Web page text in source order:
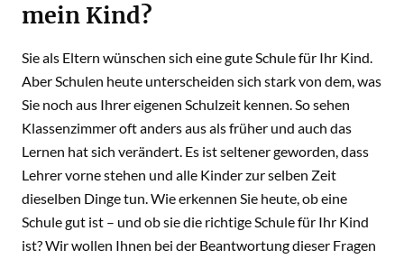
mein Kind?
Sie als Eltern wünschen sich eine gute Schule für Ihr Kind.
Aber Schulen heute unterscheiden sich stark von dem, was
Sie noch aus Ihrer eigenen Schulzeit kennen. So sehen
Klassenzimmer oft anders aus als früher und auch das
Lernen hat sich verändert. Es ist seltener geworden, dass
Lehrer vorne stehen und alle Kinder zur selben Zeit
dieselben Dinge tun. Wie erkennen Sie heute, ob eine
Schule gut ist – und ob sie die richtige Schule für Ihr Kind
ist? Wir wollen Ihnen bei der Beantwortung dieser Fragen